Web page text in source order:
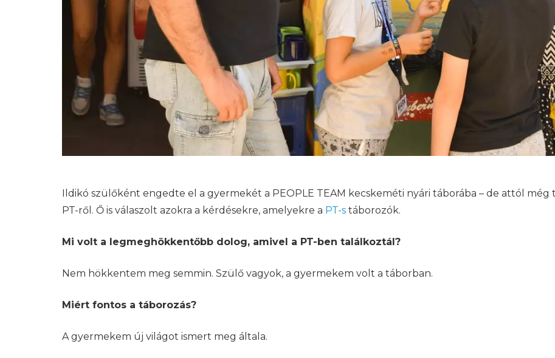
Ildikó szülőként engedte el a gyermekét a PEOPLE TEAM kecskeméti nyári táborába – de attól még
PT-ről. Ő is válaszolt azokra a kérdésekre, amelyekre a PT-s táborozók.
Mi volt a legmeghökkentőbb dolog, amivel a PT-ben találkoztál?
Nem hökkentem meg semmin. Szülő vagyok, a gyermekem volt a táborban.
Miért fontos a táborozás?
A gyermekem új világot ismert meg általa.